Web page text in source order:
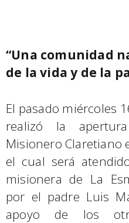
“Una comunidad
de la vida y de la
El pasado miércoles
realizó la
Misionero Claretiano
el cual será
misionera de La
por el padre Luis
apoyo de los